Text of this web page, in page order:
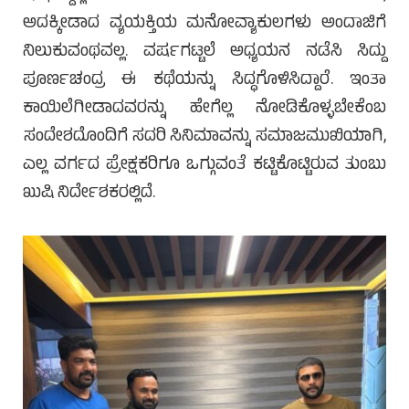
ಅದಕ್ಕೀಡಾದ ವ್ಯಯಕ್ತಿಯ ಮನೋವ್ಯಾಕುಲಗಳು ಅಂದಾಜಿಗೆ
ನಿಲುಕುವಂಥವಲ್ಲ. ವರ್ಷಗಟ್ಟಲೆ ಅಧ್ಯಯನ ನಡೆಸಿ ಸಿದ್ದು
ಪೂರ್ಣಚಂದ್ರ ಈ ಕಥೆಯನ್ನು ಸಿದ್ಧಗೊಳಿಸಿದ್ದಾರೆ. ಇಂತಾ
ಕಾಯಿಲೆಗೀಡಾದವರನ್ನು ಹೇಗೆಲ್ಲ ನೋಡಿಕೊಳ್ಳಬೇಕೆಂಬ
ಸಂದೇಶದೊಂದಿಗೆ ಸದರಿ ಸಿನಿಮಾವನ್ನು ಸಮಾಜಮುಖಿಯಾಗಿ,
ಎಲ್ಲ ವರ್ಗದ ಪ್ರೇಕ್ಷಕರಿಗೂ ಒಗ್ಗುವಂತೆ ಕಟ್ಟಿಕೊಟ್ಟಿರುವ ತುಂಬು
ಖುಷಿ ನಿರ್ದೇಶಕರಲ್ಲಿದೆ.